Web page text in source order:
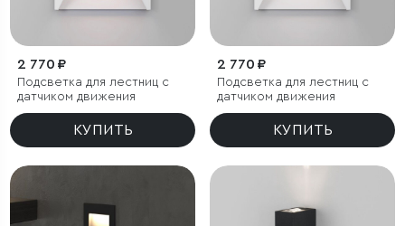
2 770 ₽
Подсветка для лестниц с
датчиком движения
КУПИТЬ
2 770 ₽
Подсветка для лестниц с
датчиком движения
КУПИТЬ